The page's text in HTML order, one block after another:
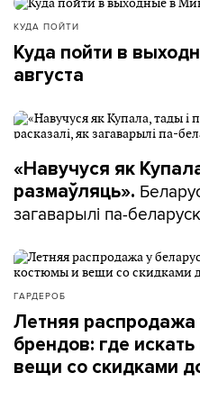
КУДА ПОЙТИ
Куда пойти в
августа
«Навучуся як
размаўляць».
загаварылі па-
ГАРДЕРОБ
Летняя распродажа
брендов: где
вещи со скидками